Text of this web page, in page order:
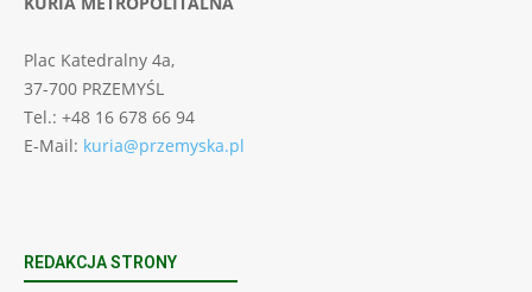
Plac Katedralny 4a,
37-700 PRZEMYŚL
Tel.: +48 16 678 66 94
E-Mail: kuria@przemyska.pl
REDAKCJA STRONY